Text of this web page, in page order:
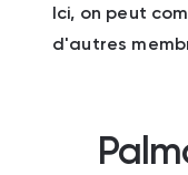
Ici, on peut
d'autres